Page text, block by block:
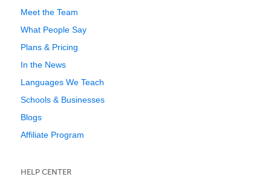
Meet the Team
What People Say
Plans & Pricing
In the News
Languages We Teach
Schools & Businesses
Blogs
Affiliate Program
HELP CENTER